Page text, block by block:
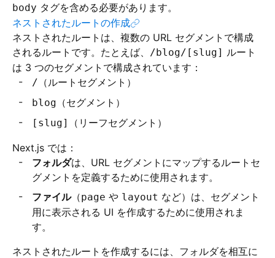
body タグを含める必要があります。
ネストされたルートの作成
ネストされたルートは、複数の URL セグメントで構成
されるルートです。たとえば、
/blog/[slug] ルート
は 3 つのセグメントで構成されています：
/ （ルートセグメント）
blog （セグメント）
[slug] （リーフセグメント）
Next.js では：
フォルダは、URL セグメントにマップするルートセ
グメントを定義するために使用されます。
ファイル（page や layout など）は、セグメント
用に表示される UI を作成するために使用されま
す。
ネストされたルートを作成するには、フォルダを相互に